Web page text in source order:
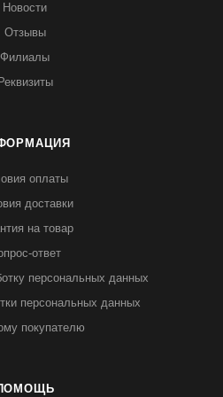
Новости
Отзывы
Филиалы
Реквизиты
оплаты
доставки
на товар
ответ
персональных данных
персональных данных
покупателю